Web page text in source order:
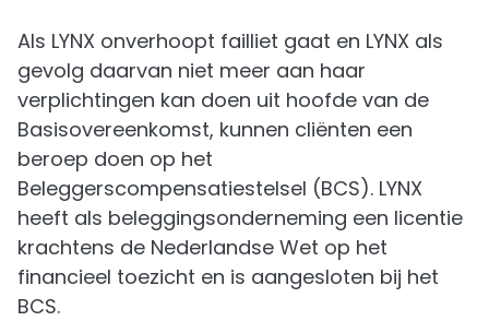
Als LYNX onverhoopt failliet gaat en LYNX als
gevolg daarvan niet meer aan haar
verplichtingen kan doen uit hoofde van de
Basisovereenkomst, kunnen cliënten een
beroep doen op het
Beleggerscompensatiestelsel (BCS). LYNX
heeft als beleggingsonderneming een licentie
krachtens de Nederlandse Wet op het
financieel toezicht en is aangesloten bij het
BCS.